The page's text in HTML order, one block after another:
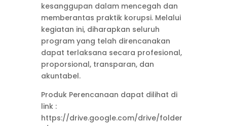
kesanggupan dalam mencegah dan
memberantas praktik korupsi. Melalui
kegiatan ini, diharapkan seluruh
program yang telah direncanakan
dapat terlaksana secara profesional,
proporsional, transparan, dan
akuntabel.
Produk Perencanaan dapat dilihat di
link :
https://drive.google.com/drive/folder